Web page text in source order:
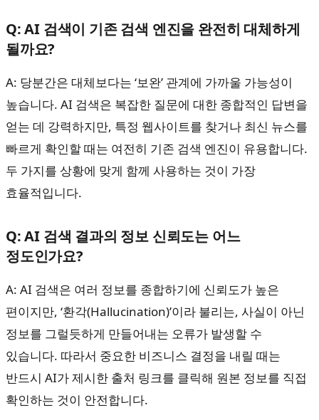
Q: AI 검색이 기존 검색 엔진을 완전히 대체하게
될까요?
A: 당분간은 대체보다는 ‘보완’ 관계에 가까울 가능성이
높습니다. AI 검색은 복잡한 질문에 대한 종합적인 답변을
얻는 데 강력하지만, 특정 웹사이트를 찾거나 최신 뉴스를
빠르게 확인할 때는 여전히 기존 검색 엔진이 유용합니다.
두 가지를 상황에 맞게 함께 사용하는 것이 가장
효율적입니다.
Q: AI 검색 결과의 정보 신뢰도는 어느
정도인가요?
A: AI 검색은 여러 정보를 종합하기에 신뢰도가 높은
편이지만, ‘환각(Hallucination)’이라 불리는, 사실이 아닌
정보를 그럴듯하게 만들어내는 오류가 발생할 수
있습니다. 따라서 중요한 비즈니스 결정을 내릴 때는
반드시 AI가 제시한 출처 링크를 클릭해 원본 정보를 직접
확인하는 것이 안전합니다.